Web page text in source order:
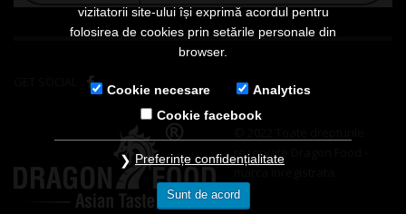
rezervate Dragon Food -
vizitatorii site-ului își exprimă acordul pentru
folosirea de cookies prin setările personale din
browser.
Cookie necesare
Analytics
Cookie facebook
Preferințe confidențialitate
Sunt de acord